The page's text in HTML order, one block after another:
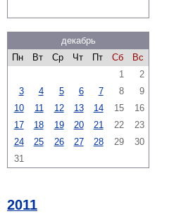
декабрь
Пн
Вт Ср Чт Пт Сб
Вс
1
2
3
4 5 6 7 8
9
10
11 12 13 14 15
16
17
18 19 20 21 22
23
24
25 26 27 28 29
30
31
2011